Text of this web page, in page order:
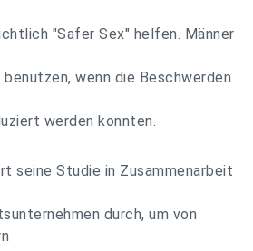
"Safer Sex" helfen. Männer
wenn die Beschwerden
werden konnten.
seine Studie in Zusammenarbeit
durch, um von